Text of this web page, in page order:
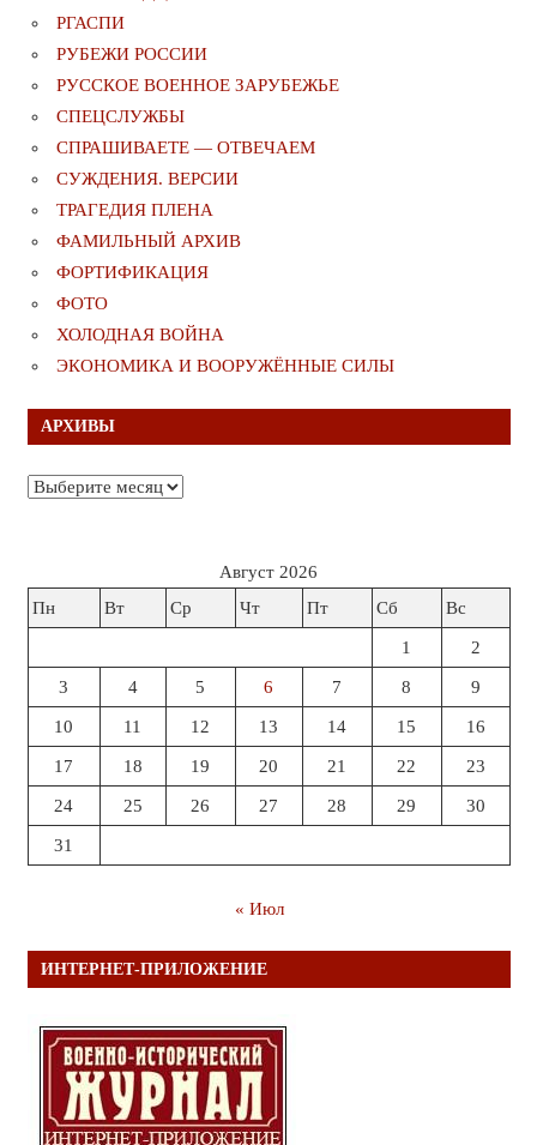
РГАСПИ
РУБЕЖИ РОССИИ
РУССКОЕ ВОЕННОЕ ЗАРУБЕЖЬЕ
СПЕЦСЛУЖБЫ
СПРАШИВАЕТЕ — ОТВЕЧАЕМ
СУЖДЕНИЯ. ВЕРСИИ
ТРАГЕДИЯ ПЛЕНА
ФАМИЛЬНЫЙ АРХИВ
ФОРТИФИКАЦИЯ
ФОТО
ХОЛОДНАЯ ВОЙНА
ЭКОНОМИКА И ВООРУЖЁННЫЕ СИЛЫ
АРХИВЫ
Архивы
Август 2026
Пн
Вт Ср Чт Пт Сб Вс
1 2
3 4 5 6 7 8 9
10 11 12 13 14 15 16
17 18 19 20 21 22 23
24 25 26 27 28 29 30
31
« Июл
ИНТЕРНЕТ-ПРИЛОЖЕНИЕ